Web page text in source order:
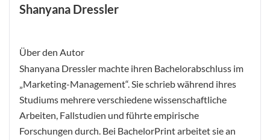
Shanyana Dressler
Über den Autor
Shanyana Dressler machte ihren Bachelorabschluss im
„Marketing-Management“. Sie schrieb während ihres
Studiums mehrere verschiedene wissenschaftliche
Arbeiten, Fallstudien und führte empirische
Forschungen durch. Bei BachelorPrint arbeitet sie an